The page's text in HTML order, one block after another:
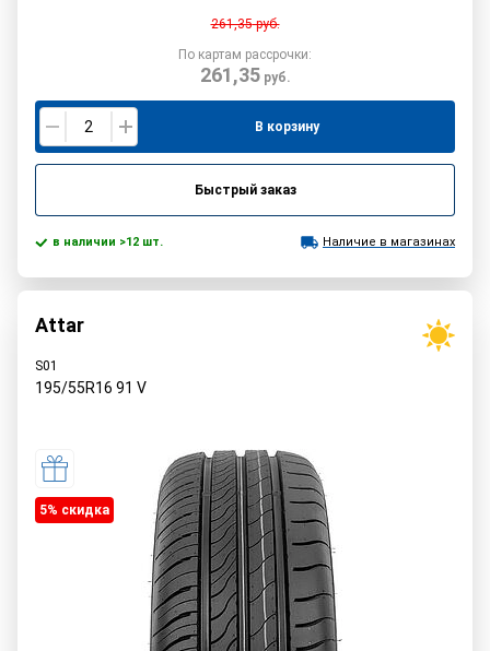
261,35руб.
По картам рассрочки:
261,35руб.
В корзину
Быстрый заказ
в наличии >12 шт. Наличие в магазинах
Attar
S01
195/55R16 91 V
5% cкидка